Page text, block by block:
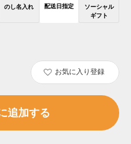
のし名入れ 配送日指定
ソーシャル
ギフト
お気に入り登録